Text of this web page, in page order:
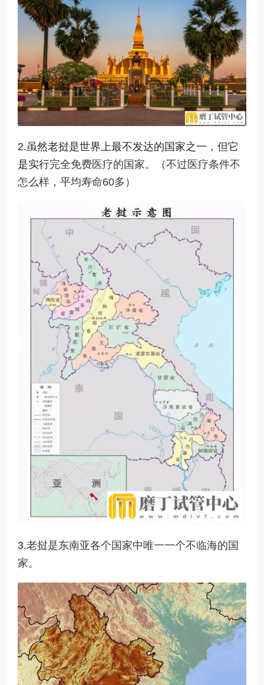
2.虽然老挝是世界上最不发达的国家之一，但它
是实行完全免费医疗的国家。（不过医疗条件不
怎么样，平均寿命60多）
3.老挝是东南亚各个国家中唯一一个不临海的国
家。